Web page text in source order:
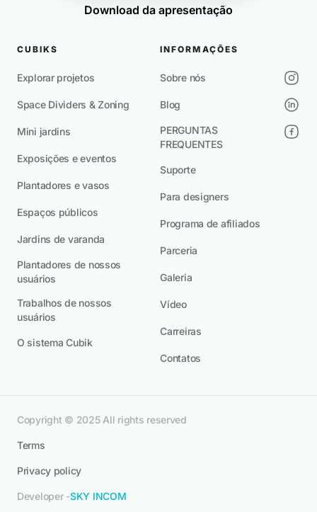
Download da apresentação
CUBIKS
Explorar projetos
Space Dividers & Zoning
Mini jardins
Exposições e eventos
Plantadores e vasos
Espaços públicos
Jardins de varanda
Plantadores de nossos
usuários
Trabalhos de nossos
usuários
O sistema Cubik
INFORMAÇÕES
Sobre nós
Blog
PERGUNTAS
FREQUENTES
Suporte
Para designers
Programa de afiliados
Parceria
Galeria
Vídeo
Carreiras
Contatos
Copyright © 2025 All rights reserved
Terms
Privacy policy
Developer -SKY INCOM